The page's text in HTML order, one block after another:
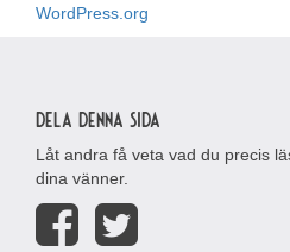
WordPress.org
Dela denna sida
Låt andra få veta vad du precis
dina vänner.